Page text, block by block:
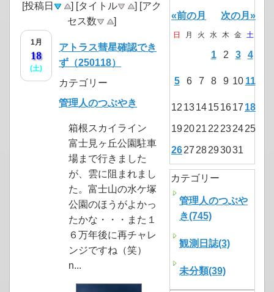
[投稿日
] [タイトル
] [アク
セス数
]
1月
18
(土)
アトラス彗星確認でき
ず（250118）
カテゴリー
管理人のつぶやき
箱根スカイライン
富士見ヶ丘公園駐車
場まで行きました
が、雲に阻まれまし
た。富士山の水ケ塚
公園のほうがよかっ
たかな・・・また１
６万年後に再チャレ
ンジですね（笑）
n...
«前の月 次の月»
日 月 火 水 木 金 土
1 2 3 4
5 6 7 8 9 10 11
12 1314151617 18
192021 22 232425
2627 28293031
カテゴリー
管理人のつぶや
き(745)
観測日誌(3)
未分類(39)